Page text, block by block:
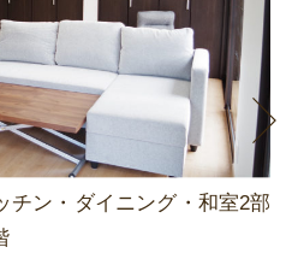
チン・ダイニング・和室2部
一体空間にし、オープンな
見える、過ごしやすい空間
ビングから見えるようにリ
来たよ」など、ご夫婦での
フォームし、最新の設備を
こそ、きれいにリフォーム